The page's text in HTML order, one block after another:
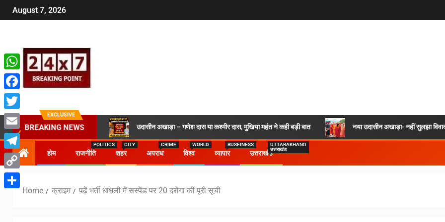
August 7, 2026
EXCLUSIVE
BREAKING NEWS उदासीन अखाड़ा – गणेश दास या कश्मीर दास, मुखिया महंत ने कही बड़ी बात नया उदासीन अखाड़ा- नहीं सुलझा
होम राजनीति
POLITICS
शहर
CITY
अपराध
CRIME
विश्व
WORLD
व्यापार
BUSEINESS
उत्तराखंड
UTTARAKHAND
उत्तराखंड
Home क्राइम पढ़ें भर्ती धांधली में सस्पेंड पर 20 दरोगा की पूरी सूची
WhatsApp
Facebook
Twitter
Email
Telegram
Copy
Share